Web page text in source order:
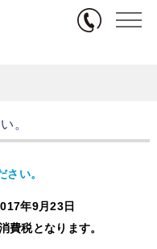
。
い。
年9月23日
費税となります。